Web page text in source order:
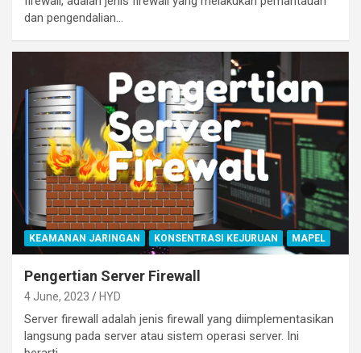
dan pengendalian…
KEAMANAN JARINGAN KONSENTRASI KEJURUAN MAPEL
Pengertian Server Firewall
4 June, 2023 HYD
Server firewall adalah jenis firewall yang diimplementasikan
langsung pada server atau sistem operasi server. Ini